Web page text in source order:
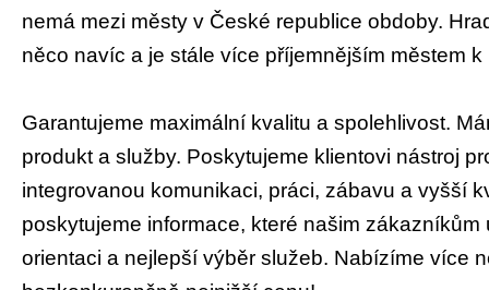
nemá mezi městy v České republice obdoby.
něco navíc a je stále více příjemnějším městem
Garantujeme maximální kvalitu a spolehlivost.
produkt a služby. Poskytujeme klientovi nástroj
integrovanou komunikaci, práci, zábavu a vyšší
poskytujeme informace, které našim
orientaci a nejlepší výběr služeb. Nabízíme více